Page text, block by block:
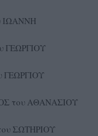
ΙΩΑΝΝΗ
ΓΕΩΡΓΙΟΥ
του ΑΘΑΝΑΣΙΟΥ
ΣΩΤΗΡΙΟΥ